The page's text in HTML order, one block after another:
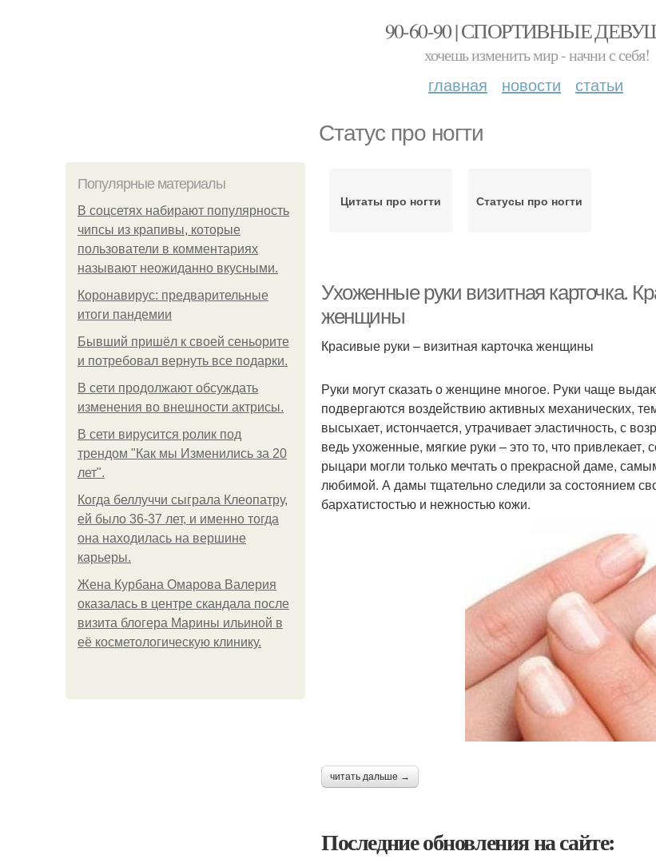
90-60-90 | СПОРТИВНЫЕ
хочешь изменить мир - начни с себя!
главная новости статьи
Статус про ногти
Популярные материалы
В соцсетях набирают популярность
чипсы из крапивы, которые
пользователи в комментариях
называют неожиданно вкусными.
Коронавирус: предварительные
итоги пандемии
Бывший пришёл к своей сеньорите
и потребовал вернуть все подарки.
В сети продолжают обсуждать
изменения во внешности актрисы.
В сети вирусится ролик под
трендом "Как мы Изменились за 20
лет".
Когда беллуччи сыграла Клеопатру,
ей было 36-37 лет, и именно тогда
она находилась на вершине
карьеры.
Жена Курбана Омарова Валерия
оказалась в центре скандала после
визита блогера Марины ильиной в
её косметологическую клинику.
Цитаты про ногти Статусы про ногти
Ухоженные руки визитная карточка.
женщины
Красивые руки – визитная карточка женщины
Руки могут сказать о женщине многое. Руки чаще
подвергаются воздействию активных механических,
высыхает, истончается, утрачивает эластичность, с
ведь ухоженные, мягкие руки – это то, что
рыцари могли только мечтать о прекрасной даме,
любимой. А дамы тщательно следили за состоянием
бархатистостью и нежностью кожи.
читать дальше →
Последние обновления на сайте: